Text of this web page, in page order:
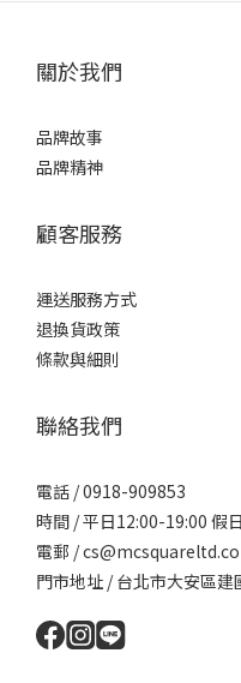
關於我們
品牌故事
品牌精神
顧客服務
運送服務方式
退換貨政策
條款與細則
聯絡我們
電話 / 0918-909853
時間 / 平日12:00-19:00 假
電郵 /
門市地址 / 台北市大安區